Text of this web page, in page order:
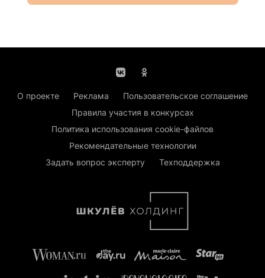
О проекте Реклама
Пользовательское соглашение
Правила участия в конкурсах
Политика использования cookie-файлов
Рекомендательные технологии
Задать вопрос эксперту
Техподдержка